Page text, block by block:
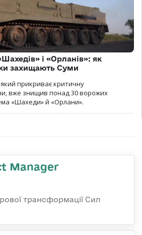
і «Орланів»: як
захищають Суми
який прикриває критичну
вже знищив понад 30 ворожих
«Шахеди» й «Орлани».
Manager
трансформації Сил